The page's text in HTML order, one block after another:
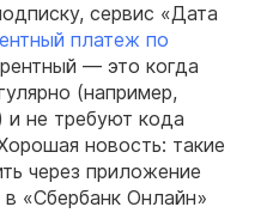
сервис «Дата
платеж по
— это когда
(например,
не требуют кода
новость: такие
через приложение
«Сбербанк Онлайн»